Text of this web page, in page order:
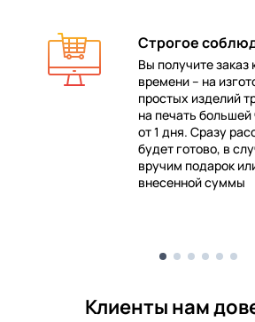
Строгое
Вы получите заказ
времени – на
простых изделий
на печать
от 1 дня. Сразу
будет готово, в
вручим подарок
внесенной суммы
Клиенты нам